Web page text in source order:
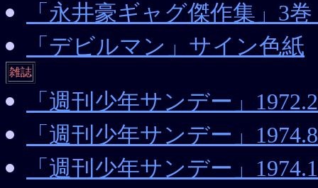
「永井豪ギャグ傑作集」3
「デビルマン」サイン色紙
雑誌
「週刊少年サンデー」
「週刊少年サンデー」
「週刊少年サンデー」